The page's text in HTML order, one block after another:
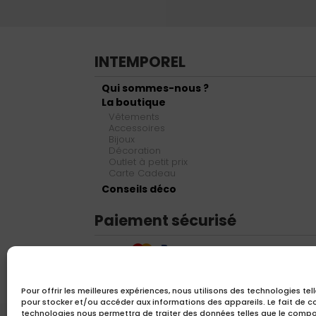
Pour offrir les meilleures expériences, nous utilisons des technologies
pour stocker et/ou accéder aux informations des appareils. Le fait de
technologies nous permettra de traiter des données telles que le
INTEMPOREL
Qui sommes-nous ?
La boutique
Vêtements
Accessoires
Bijoux
Décoration
Outlet à petit prix
Carte Cadeau
Conseils déco
Paiement sécurisé